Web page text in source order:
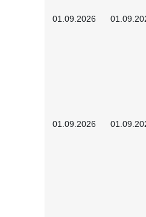
01.09.2026
01.09.2026